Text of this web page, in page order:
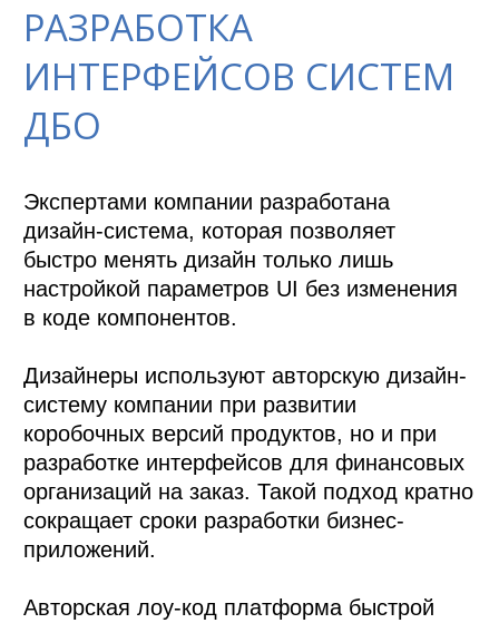
РАЗРАБОТКА
ИНТЕРФЕЙСОВ СИСТЕМ
ДБО
Экспертами компании разработана
дизайн-система, которая позволяет
быстро менять дизайн только лишь
настройкой параметров UI без изменения
в коде компонентов.
Дизайнеры используют авторскую дизайн-
систему компании при развитии
коробочных версий продуктов, но и при
разработке интерфейсов для финансовых
организаций на заказ. Такой подход кратно
сокращает сроки разработки бизнес-
приложений.
Авторская лоу-код платформа быстрой